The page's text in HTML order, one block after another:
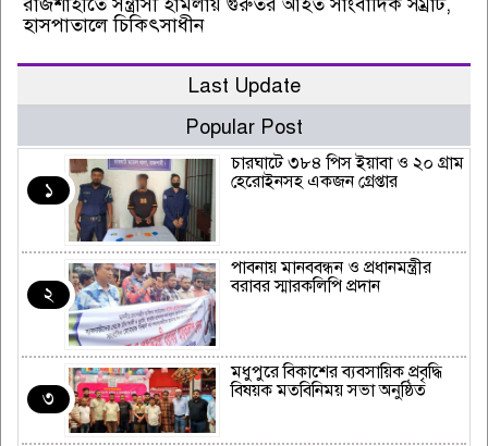
হাসপাতালে চিকিৎসাধীন
Last Update
Popular Post
১
চারঘাটে ৩৮৪ পিস ইয়াবা ও ২০ গ্রাম
হেরোইনসহ একজন গ্রেপ্তার
২
পাবনায় মানববন্ধন ও প্রধানমন্ত্রীর
বরাবর স্মারকলিপি প্রদান
৩
মধুপুরে বিকাশের ব্যবসায়িক প্রবৃদ্ধি
বিষয়ক মতবিনিময় সভা অনুষ্ঠিত